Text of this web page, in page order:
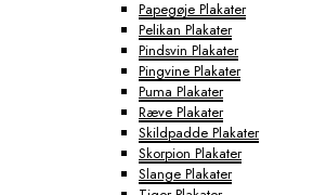
Papegøje Plakater
Pelikan Plakater
Pindsvin Plakater
Pingvine Plakater
Puma Plakater
Ræve Plakater
Skildpadde Plakater
Skorpion Plakater
Slange Plakater